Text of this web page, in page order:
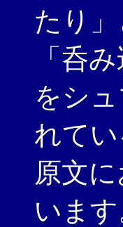
たり
「呑
をシ
れて
原文
います